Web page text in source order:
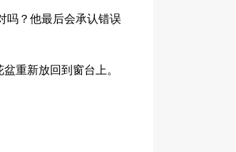
吗？他最后会承认错误
重新放回到窗台上。